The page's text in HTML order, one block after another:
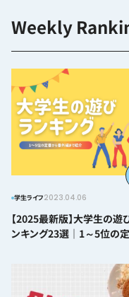
学生ライフ2023.04.06
【2025最新版】大学生の遊
ンキング23選｜1～5位の